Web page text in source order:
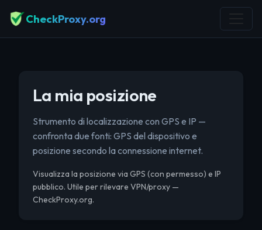
CheckProxy.org
La mia posizione
Strumento di localizzazione con GPS e IP —
confronta due fonti: GPS del dispositivo e
posizione secondo la connessione internet.
Visualizza la posizione via GPS (con permesso) e IP
pubblico. Utile per rilevare VPN/proxy —
CheckProxy.org.